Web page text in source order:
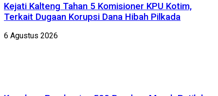
Kejati Kalteng Tahan 5 Komisioner KPU Kotim,
Terkait Dugaan Korupsi Dana Hibah Pilkada
6 Agustus 2026